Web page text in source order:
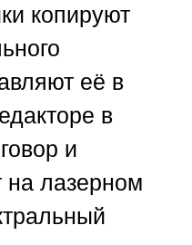
копируют
её в
в
и
на лазерном